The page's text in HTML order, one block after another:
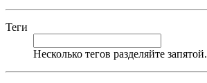
Теги
Несколько тегов разделяйте запятой.